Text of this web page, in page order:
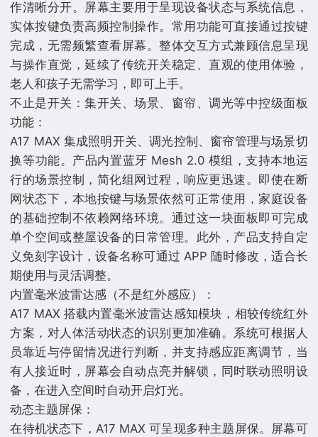
作清晰分开。屏幕主要用于呈现设备状态与系统信息，
实体按键负责高频控制操作。常用功能可直接通过按键
完成，无需频繁查看屏幕。整体交互方式兼顾信息呈现
与操作直觉，延续了传统开关稳定、直观的使用体验，
老人和孩子无需学习，即可上手。
不止是开关：集开关、场景、窗帘、调光等中控级面板
功能：
A17 MAX 集成照明开关、调光控制、窗帘管理与场景切
换等功能。产品内置蓝牙 Mesh 2.0 模组，支持本地运
行的场景控制，简化组网过程，响应更迅速。即使在断
网状态下，本地按键与场景依然可正常使用，家庭设备
的基础控制不依赖网络环境。通过这一块面板即可完成
单个空间或整屋设备的日常管理。此外，产品支持自定
义免刻字设计，设备名称可通过 APP 随时修改，适合长
期使用与灵活调整。
内置毫米波雷达感（不是红外感应）：
A17 MAX 搭载内置毫米波雷达感知模块，相较传统红外
方案，对人体活动状态的识别更加准确。系统可根据人
员靠近与停留情况进行判断，并支持感应距离调节，当
有人接近时，屏幕会自动点亮并解锁，同时联动照明设
备，在进入空间时自动开启灯光。
动态主题屏保：
在待机状态下，A17 MAX 可呈现多种主题屏保。屏幕可